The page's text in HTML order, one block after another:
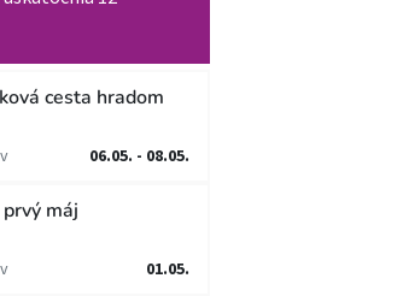
cesta hradom
06.05. - 08.05.
máj
01.05.